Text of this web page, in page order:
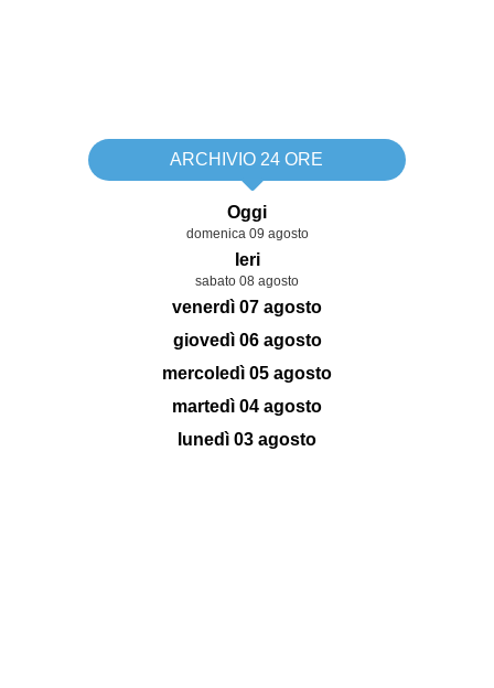
ARCHIVIO 24 ORE
Oggi
domenica 09 agosto
Ieri
sabato 08 agosto
venerdì 07 agosto
giovedì 06 agosto
mercoledì 05 agosto
martedì 04 agosto
lunedì 03 agosto